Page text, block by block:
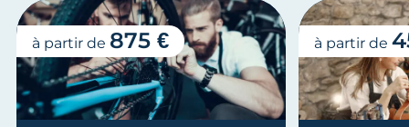
à partir de 875 € à partir de